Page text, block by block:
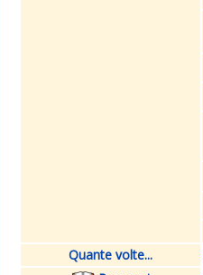
Quante volte...